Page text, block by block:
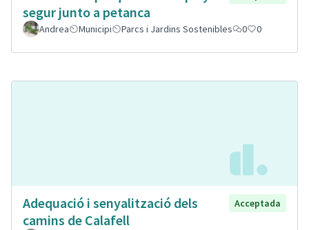
segur junto a petanca
Andrea Municipi Parcs i Jardins Sostenibles 0 0
Adequació i senyalització dels
camins de Calafell
Acceptada